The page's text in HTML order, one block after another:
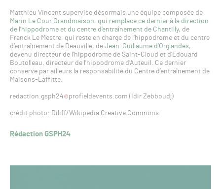
Matthieu Vincent supervise désormais une équipe composée de
Marin Le Cour Grandmaison, qui remplace ce dernier à la direction
de l’hippodrome et du centre d’entraînement de Chantilly, de
Franck Le Mestre, qui reste en charge de l’hippodrome et du centre
d’entraînement de Deauville, de Jean-Guillaume d’Orglandes,
devenu directeur de l’hippodrome de Saint-Cloud et d’Edouard
Boutolleau, directeur de l’hippodrome d’Auteuil. Ce dernier
conserve par ailleurs la responsabilité du Centre d’entraînement de
Maisons-Laffitte.
redaction.gsph24 profieldevents.com (Idir Zebboudj)
crédit photo: Diliff/Wikipedia Creative Commons
Rédaction GSPH24